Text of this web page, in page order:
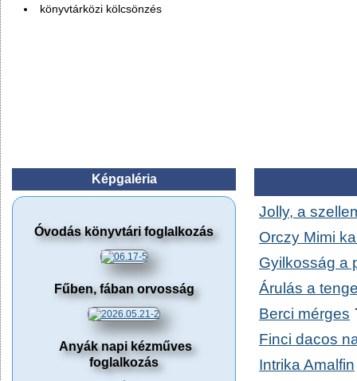
könyvtárközi kölcsönzés
Képgaléria
Óvodás könyvtári foglalkozás
Fűben, fában orvosság
Anyák napi kézműves
foglalkozás
Jolly, a
Orczy Mimi
Gyilkosság a
Árulás a
Berci mérges
Finci dacos
Intrika Amalfin